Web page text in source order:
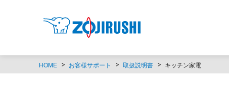
HOME お客様サポート 取扱説明書 キッチン家電